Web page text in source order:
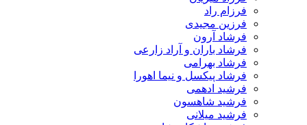
فرزام راد
فرزین مجیدی
فرشاد آرون
فرشاد باران و آراد زارعی
فرشاد بهرامی
فرشاد پیکسل و نیما اهورا
فرشید ادهمی
فرشید شاهسون
فرشید میلانی